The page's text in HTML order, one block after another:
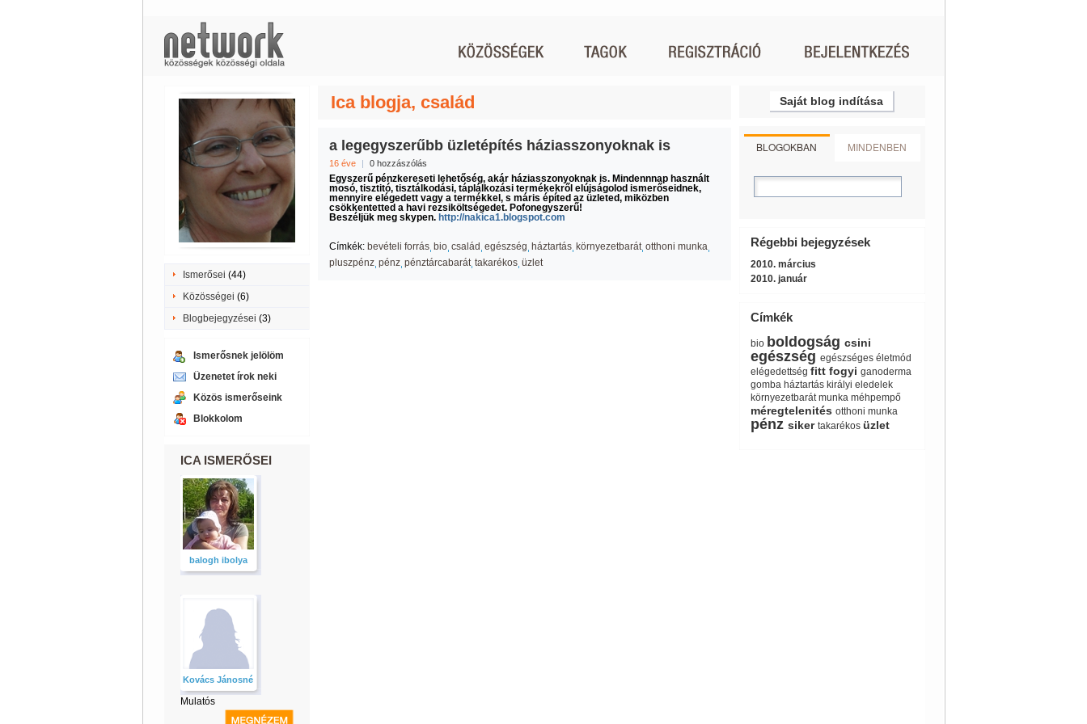
Ismerősei (44)
Közösségei (6)
Blogbejegyzései (3)
Ismerősnek jelölöm
Üzenetet írok neki
Közös ismerőseink
Blokkolom
ICA ISMERŐSEI
balogh ibolya
Kovács Jánosné
Mulatós
Ica blogja, család
a legegyszerűbb üzletépítés háziasszonyoknak is
16 éve | 0 hozzászólás
Egyszerű pénzkereseti lehetőség, akár háziasszonyoknak is. Mindennnap használt
mosó, tisztitó, tisztálkodási, táplálkozási termékekről elújságolod ismerőseidnek,
mennyire elégedett vagy a termékkel, s máris építed az üzleted, miközben
csökkentetted a havi rezsiköltségedet. Pofonegyszerű!
Beszéljük meg skypen. http://nakica1.blogspot.com
Címkék: bevételi forrás bio család egészség háztartás környezetbarát otthoni munka
pluszpénz pénz pénztárcabarát takarékos üzlet
Saját blog indítása
BLOGOKBAN MINDENBEN
Régebbi bejegyzések
2010. március
2010. január
Címkék
bio boldogság csini
egészség egészséges életmód
elégedettség fitt fogyi ganoderma
gomba háztartás királyi eledelek
környezetbarát munka méhpempő
méregtelenités otthoni munka
pénz siker takarékos üzlet